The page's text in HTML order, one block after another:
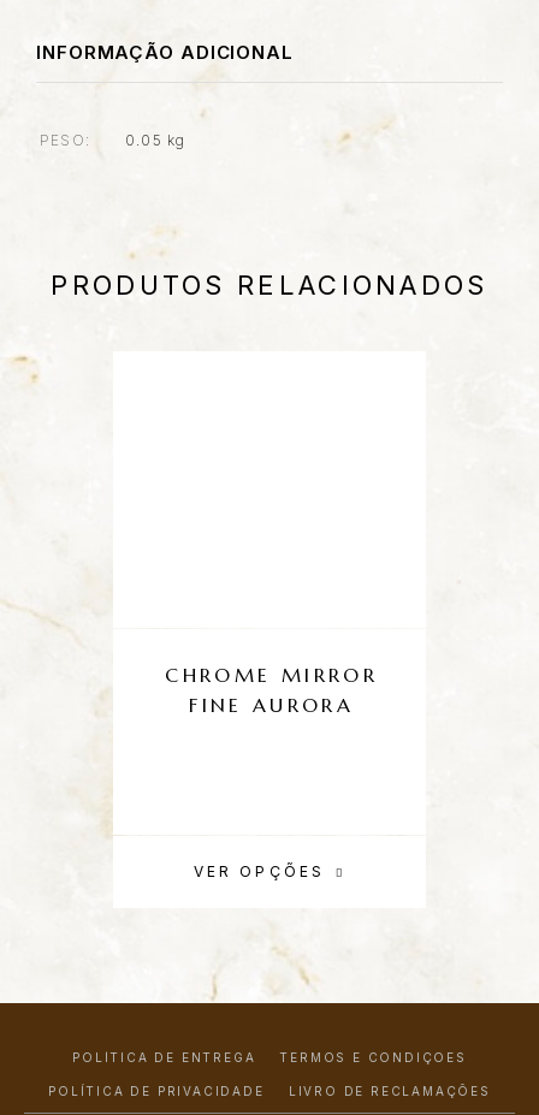
INFORMAÇÃO ADICIONAL
PESO 0.05 kg
PRODUTOS RELACIONADOS
VER OPÇÕES
CHROME MIRROR
FINE AURORA
POLÍTICA DE ENTREGA TERMOS E CONDIÇÕES
POLÍTICA DE PRIVACIDADE LIVRO DE RECLAMAÇÕES